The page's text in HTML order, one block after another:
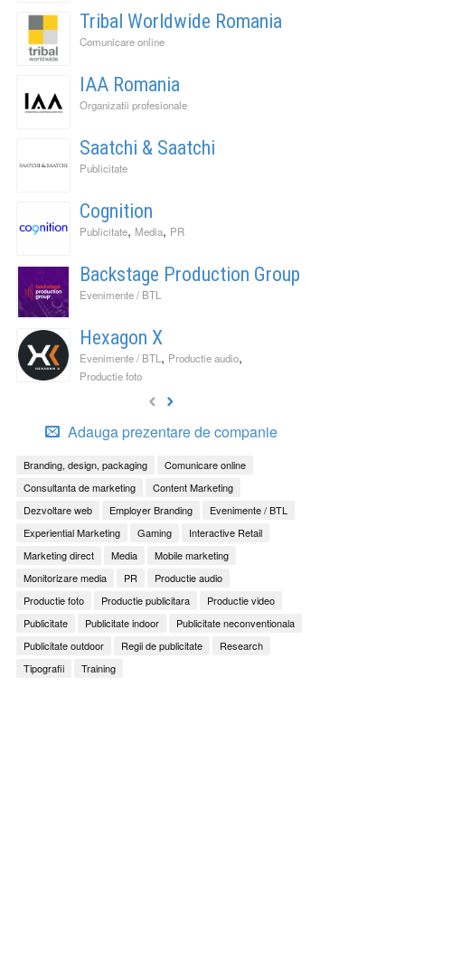
Tribal Worldwide Romania
Comunicare online
IAA Romania
Organizatii profesionale
Saatchi & Saatchi
Publicitate
Cognition
Publicitate, Media, PR
Backstage Production Group
Evenimente / BTL
Hexagon X
Evenimente / BTL , Productie audio,
Productie foto
Adauga prezentare de companie
Branding, design, packaging
Comunicare online
Consultanta de marketing
Content Marketing
Dezvoltare web
Employer Branding
Evenimente / BTL
Experiential Marketing
Gaming
Interactive Retail
Marketing direct
Media
Mobile marketing
Monitorizare media
PR
Productie audio
Productie foto
Productie publicitara
Productie video
Publicitate
Publicitate indoor
Publicitate neconventionala
Publicitate outdoor
Regii de publicitate
Research
Tipografii
Training